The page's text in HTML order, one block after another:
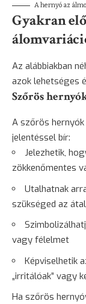
A hernyó az
Gyakran
Az alábbiakban
azok lehetséges
Szőrös
A szőrös
jelentéssel bír:
Jelezhetik,
zökkenőmentes
Utalhatnak
szükséged az
vagy félelmet
Képviselhetik
„irritálóak” vagy
Ha szőrös